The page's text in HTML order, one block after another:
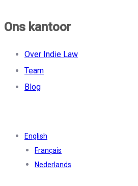
Ons kantoor
Over Indie Law
Team
Blog
English
Français
Nederlands